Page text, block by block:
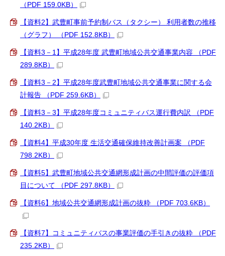
（PDF 159.0KB）
【資料2】武豊町事前予約制バス（タクシー） 利用者数の推移
（グラフ） （PDF 152.8KB）
【資料3－1】平成28年度 武豊町地域公共交通事業内容 （PDF
289.8KB）
【資料3－2】平成28年度武豊町地域公共交通事業に関する会
計報告 （PDF 259.6KB）
【資料3－3】平成28年度コミュニティバス運行費内訳 （PDF
140.2KB）
【資料4】平成30年度 生活交通確保維持改善計画案 （PDF
798.2KB）
【資料5】武豊町地域公共交通網形成計画の中間評価の評価項
目について （PDF 297.8KB）
【資料6】地域公共交通網形成計画の抜粋 （PDF 703.6KB）
【資料7】コミュニティバスの事業評価の手引きの抜粋 （PDF
235.2KB）